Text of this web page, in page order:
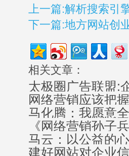
上一篇:解析搜索引
下一篇:地方网站创
相关文章：
太极圈广告联盟:
网络营销应该把
马化腾：我愿意
《网络营销孙子
马云：以公益的
建好网站对企业